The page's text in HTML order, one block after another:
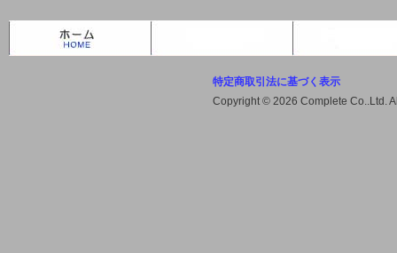
不安定な状況もあります。会員様に
は、ご不便をお掛けしますが宜しく
特定商取引法に基づく表示
Copyright © 2026 Complete Co..Ltd.